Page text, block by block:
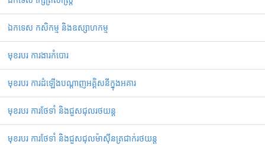
ឯកទេស កសិកម្ម និងឧស្សាហកម្ម
មុខរបរ ការងារកំបោរ
មុខរបរ ការដំឡើងបណ្ដាញអគ្គិសនីក្នុងអគារ
មុខរបរ ការថែទាំ និងជួសជុលរថយន្ត
មុខរបរ ការថែទាំ និងជួសជុលម៉ាស៊ីនត្រជាក់រថយន្ត